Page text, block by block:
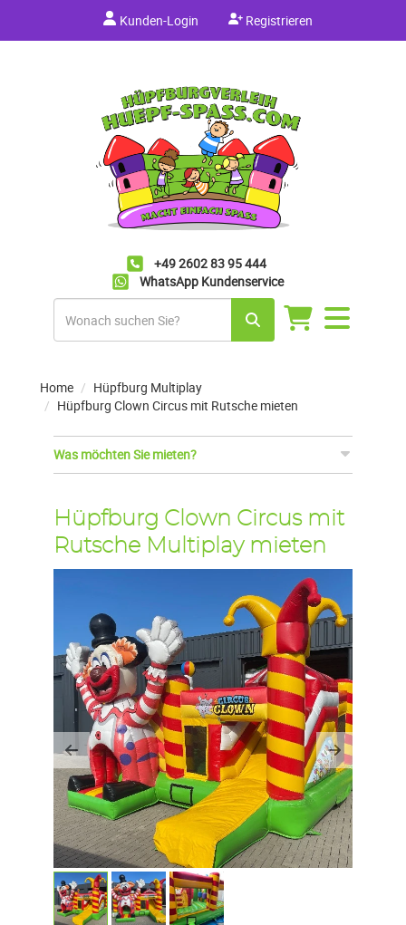
Kunden-Login Registrieren
+49 2602 83 95 444
WhatsApp Kundenservice
Navigation
umschalten
Home
Hüpfburg Multiplay
Hüpfburg Clown Circus mit Rutsche mieten
Was möchten Sie mieten?
Hüpfburg Clown Circus mit
Rutsche Multiplay mieten
Previous Next